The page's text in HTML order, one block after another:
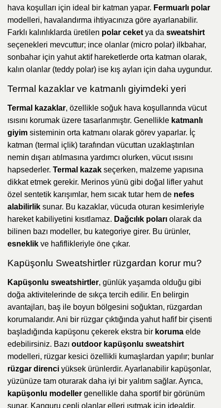
hava koşulları için ideal bir katman yapar. Fermuarlı polar
modelleri, havalandırma ihtiyacınıza göre ayarlanabilir.
Farklı kalınlıklarda üretilen polar ceket ya da sweatshirt
seçenekleri mevcuttur; ince olanlar (micro polar) ilkbahar,
sonbahar için yahut aktif hareketlerde orta katman olarak,
kalın olanlar (teddy polar) ise kış ayları için daha uygundur.
Termal kazaklar ve katmanlı giyimdeki yeri
Termal kazaklar, özellikle soğuk hava koşullarında vücut
ısısını korumak üzere tasarlanmıştır. Genellikle katmanlı
giyim sisteminin orta katmanı olarak görev yaparlar. İç
katman (termal içlik) tarafından vücuttan uzaklaştırılan
nemin dışarı atılmasına yardımcı olurken, vücut ısısını
hapsederler. Termal kazak seçerken, malzeme yapısına
dikkat etmek gerekir. Merinos yünü gibi doğal lifler yahut
özel sentetik karışımlar, hem sıcak tutar hem de nefes
alabilirlik sunar. Bu kazaklar, vücuda oturan kesimleriyle
hareket kabiliyetini kısıtlamaz. Dağcılık poları olarak da
bilinen bazı modeller, bu kategoriye girer. Bu ürünler,
esneklik ve hafiflikleriyle öne çıkar.
Kapüşonlu Sweatshirtler rüzgardan korur mu?
Kapüşonlu sweatshirtler, günlük yaşamda olduğu gibi
doğa aktivitelerinde de sıkça tercih edilir. En belirgin
avantajları, baş ile boyun bölgesini soğuktan, rüzgardan
korumalarıdır. Ani bir rüzgar çıktığında yahut hafif bir çisenti
başladığında kapüşonu çekerek ekstra bir koruma elde
edebilirsiniz. Bazı outdoor kapüşonlu sweatshirt
modelleri, rüzgar kesici özellikli kumaşlardan yapılır; bunlar
rüzgar direnci yüksek ürünlerdir. Ayarlanabilir kapüşonlar,
yüzünüze tam oturarak daha iyi bir yalıtım sağlar. Ayrıca,
kapüşonlu modeller genellikle daha sportif bir görünüm
sunar. Kanguru cepli olanlar elleri ısıtmak için idealdir.